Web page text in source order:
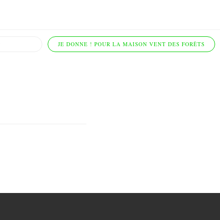
JE DONNE ! POUR LA MAISON VENT DES FORÊTS